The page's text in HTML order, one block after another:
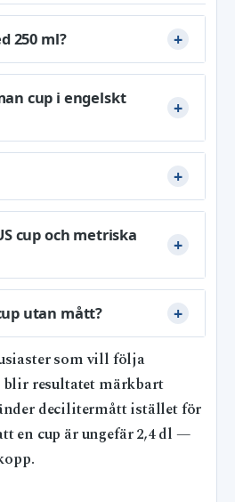
250 ml?
cup i engelskt
cup och metriska
utan mått?
som vill följa
blir resultatet märkbart
decilitermått istället för
en cup är ungefär 2,4 dl —